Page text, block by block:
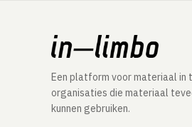
Een platform voor materiaal in
organisaties die materiaal
kunnen gebruiken.